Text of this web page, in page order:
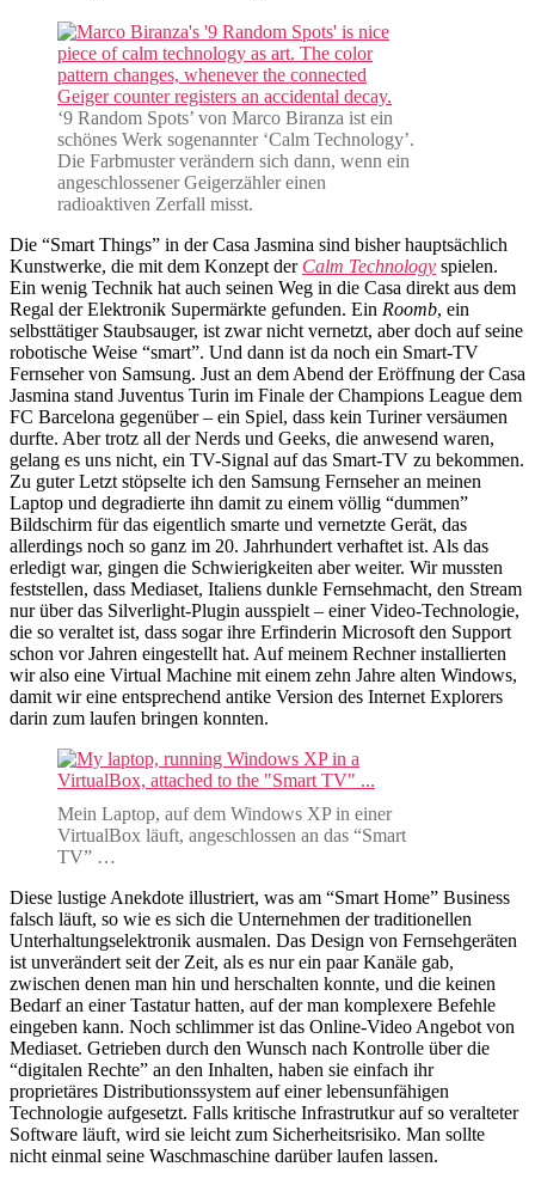
‘9 Random Spots’ von Marco Biranza ist ein
schönes Werk sogenannter ‘Calm Technology’.
Die Farbmuster verändern sich dann, wenn ein
angeschlossener Geigerzähler einen
radioaktiven Zerfall misst.
Die “Smart Things” in der Casa Jasmina sind bisher hauptsächlich
Kunstwerke, die mit dem Konzept der Calm Technology spielen.
Ein wenig Technik hat auch seinen Weg in die Casa direkt aus dem
Regal der Elektronik Supermärkte gefunden. Ein Roomb, ein
selbsttätiger Staubsauger, ist zwar nicht vernetzt, aber doch auf seine
robotische Weise “smart”. Und dann ist da noch ein Smart-TV
Fernseher von Samsung. Just an dem Abend der Eröffnung der Casa
Jasmina stand Juventus Turin im Finale der Champions League dem
FC Barcelona gegenüber – ein Spiel, dass kein Turiner versäumen
durfte. Aber trotz all der Nerds und Geeks, die anwesend waren,
gelang es uns nicht, ein TV-Signal auf das Smart-TV zu bekommen.
Zu guter Letzt stöpselte ich den Samsung Fernseher an meinen
Laptop und degradierte ihn damit zu einem völlig “dummen”
Bildschirm für das eigentlich smarte und vernetzte Gerät, das
allerdings noch so ganz im 20. Jahrhundert verhaftet ist. Als das
erledigt war, gingen die Schwierigkeiten aber weiter. Wir mussten
feststellen, dass Mediaset, Italiens dunkle Fernsehmacht, den Stream
nur über das Silverlight-Plugin ausspielt – einer Video-Technologie,
die so veraltet ist, dass sogar ihre Erfinderin Microsoft den Support
schon vor Jahren eingestellt hat. Auf meinem Rechner installierten
wir also eine Virtual Machine mit einem zehn Jahre alten Windows,
damit wir eine entsprechend antike Version des Internet Explorers
darin zum laufen bringen konnten.
Mein Laptop, auf dem Windows XP in einer
VirtualBox läuft, angeschlossen an das “Smart
TV” …
Diese lustige Anekdote illustriert, was am “Smart Home” Business
falsch läuft, so wie es sich die Unternehmen der traditionellen
Unterhaltungselektronik ausmalen. Das Design von Fernsehgeräten
ist unverändert seit der Zeit, als es nur ein paar Kanäle gab,
zwischen denen man hin und herschalten konnte, und die keinen
Bedarf an einer Tastatur hatten, auf der man komplexere Befehle
eingeben kann. Noch schlimmer ist das Online-Video Angebot von
Mediaset. Getrieben durch den Wunsch nach Kontrolle über die
“digitalen Rechte” an den Inhalten, haben sie einfach ihr
proprietäres Distributionssystem auf einer lebensunfähigen
Technologie aufgesetzt. Falls kritische Infrastrutkur auf so veralteter
Software läuft, wird sie leicht zum Sicherheitsrisiko. Man sollte
nicht einmal seine Waschmaschine darüber laufen lassen.